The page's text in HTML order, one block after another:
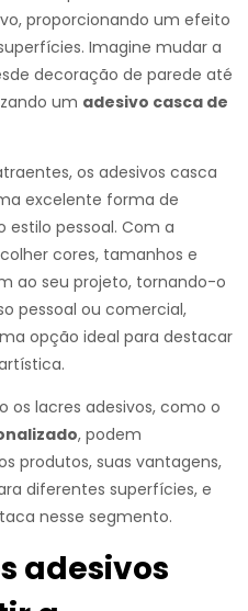
proporcionando um efeito
Imagine mudar a
decoração de parede até
um adesivo casca de
os adesivos casca
excelente forma de
estilo pessoal. Com a
cores, tamanhos e
ao seu projeto, tornando-o
pessoal ou comercial,
opção ideal para destacar
os lacres adesivos, como o
, podem
produtos, suas vantagens,
diferentes superfícies, e
nesse segmento.
adesivos